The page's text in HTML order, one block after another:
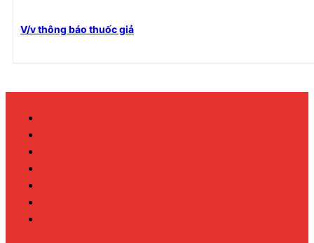
V/v thông báo thuốc giả